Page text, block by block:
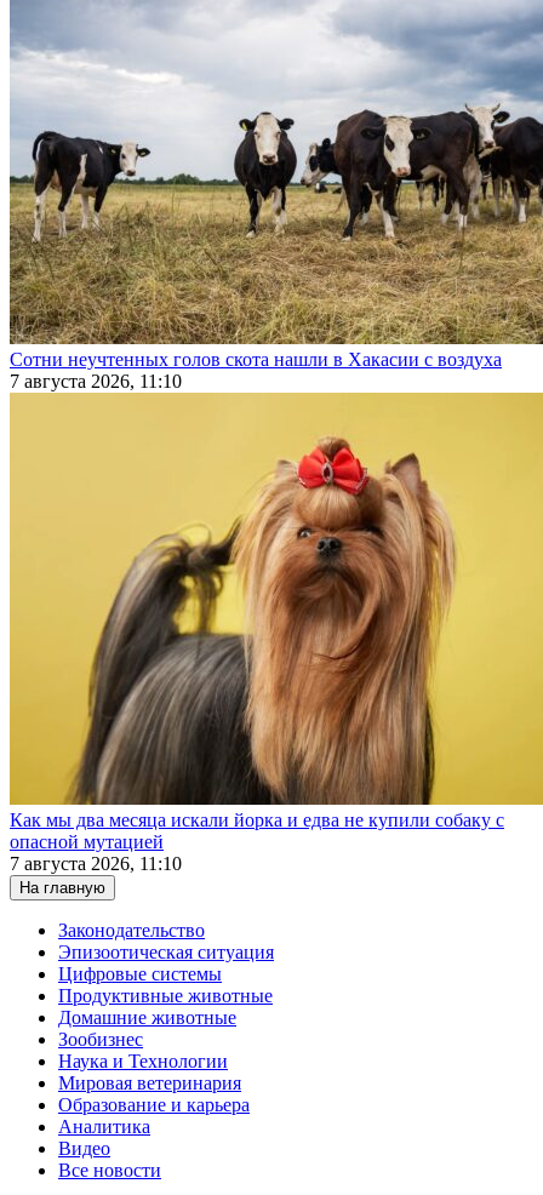
Сотни неучтенных голов скота нашли в Хакасии с воздуха
7 августа 2026, 11:10
Как мы два месяца искали йорка и едва не купили собаку с
опасной мутацией
7 августа 2026, 11:10
На главную
Законодательство
Эпизоотическая ситуация
Цифровые системы
Продуктивные животные
Домашние животные
Зообизнес
Наука и Технологии
Мировая ветеринария
Образование и карьера
Аналитика
Видео
Все новости